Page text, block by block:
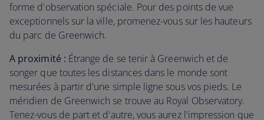
forme d'observation spéciale. Pour des points de vue
exceptionnels sur la ville, promenez-vous sur les hauteurs
du parc de Greenwich.
A proximité : Étrange de se tenir à Greenwich et de
songer que toutes les distances dans le monde sont
mesurées à partir d'une simple ligne sous vos pieds. Le
méridien de Greenwich se trouve au Royal Observatory.
Tenez-vous de part et d'autre, vous aurez l'impression que